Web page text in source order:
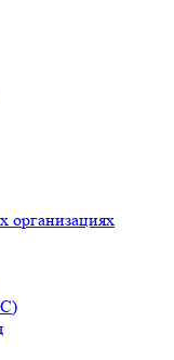
организациях